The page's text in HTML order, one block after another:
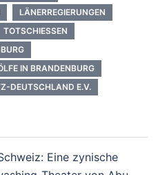
LÄNERREGIERUNGEN
TOTSCHIESSEN
IN BRANDENBURG
DEUTSCHLAND E.V.
Eine zynische